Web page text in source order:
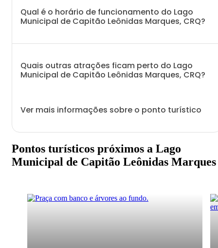
Qual é o horário de funcionamento do Lago
Municipal de Capitão Leônidas Marques, CRQ?
Quais outras atrações ficam perto do Lago
Municipal de Capitão Leônidas Marques, CRQ?
Ver mais informações sobre o ponto turístico
Pontos turísticos próximos a Lago
Municipal de Capitão Leônidas Marques